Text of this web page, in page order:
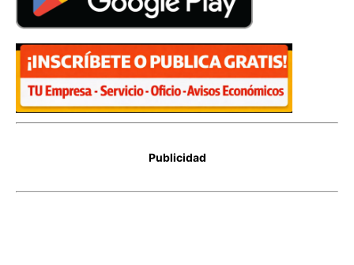
Publicidad